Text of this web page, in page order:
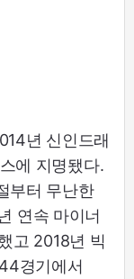
년 신인드래
에 지명됐다.
부터 무난한
연속 마이너
고 2018년 빅
경기에서